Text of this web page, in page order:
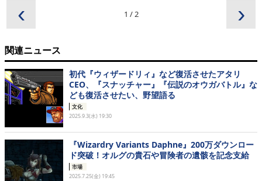
1 /2
‹ ›
関連ニュース
初代『ウィザードリィ』など復活させたアタリ
CEO、『スナッチャー』『伝説のオウガバトル』な
ども復活させたい、野望語る
文化
2025.9.3(水) 19:30
『Wizardry Variants Daphne』200万ダウンロー
ド突破！オルグの貴石や冒険者の遺骸を記念支給
市場
2025.7.25(金) 19:45